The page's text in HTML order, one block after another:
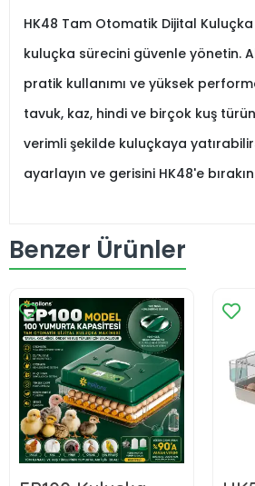
HK48 Tam Otomatik Dijital
kuluçka sürecini güvenle yönetin.
pratik kullanımı ve yüksek
tavuk, kaz, hindi ve birçok kuş
verimli şekilde kuluçkaya
ayarlayın ve gerisini HK48'e
Benzer Ürünler